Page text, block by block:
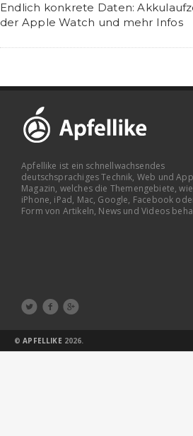
Endlich konkrete Daten:
der Apple Watch und mehr Infos
Apfellike ist ein schnellwachsendes
deutschsprachiges Technik, Web und
Magazin, welches die Themengebiete,
iPhone, iPad, Mac, Google, Facebook
Form von Artikeln, News und Videos
  
©APFELLIKE 2026.